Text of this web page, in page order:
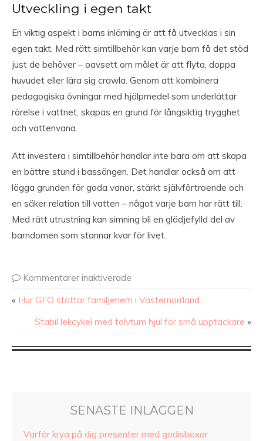
Utveckling i egen takt
En viktig aspekt i barns inlärning är att få utvecklas i sin
egen takt. Med rätt simtillbehör kan varje barn få det stöd
just de behöver – oavsett om målet är att flyta, doppa
huvudet eller lära sig crawla. Genom att kombinera
pedagogiska övningar med hjälpmedel som underlättar
rörelse i vattnet, skapas en grund för långsiktig trygghet
och vattenvana.
Att investera i simtillbehör handlar inte bara om att skapa
en bättre stund i bassängen. Det handlar också om att
lägga grunden för goda vanor, stärkt självförtroende och
en säker relation till vatten – något varje barn har rätt till.
Med rätt utrustning kan simning bli en glädjefylld del av
barndomen som stannar kvar för livet.
Kommentarer inaktiverade
« Hur GFO stöttar familjehem i Västernorrland
Stabil lekcykel med tolvtum hjul för små upptäckare »
SENASTE INLÄGGEN
Varför krya på dig presenter med godisboxar